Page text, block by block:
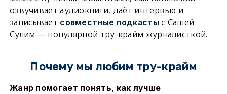
озвучивает аудиокниги, даёт интервью и
записывает совместные подкасты с Сашей
Сулим — популярной тру-крайм журналисткой.
Почему мы любим тру-крайм
Жанр помогает понять, как лучше